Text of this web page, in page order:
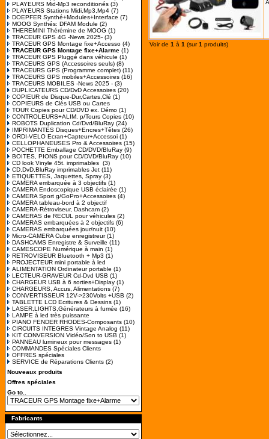
PLAYEURS Mid-Mp3 reconditionés (3)
PLAYEURS Stations Midi,Mp3,Mp4 (7)
DOEPFER Synthé+Modules+Interface (7)
MOOG Synthés: DFAM Module (2)
THEREMINI Thérémine de MOOG (1)
TRACEUR GPS 4G -News 2025- (3)
TRACEUR GPS Montage fixe+Accesso (4)
TRACEUR GPS Montage fixe+Alarme (1)
TRACEUR GPS Pluggé dans véhicule (1)
TRACEURS GPS (Accessoires seuls) (8)
TRACEURS GPS (Programme complet) (11)
TRACEURS GPS mobiles+Accessoires (16)
TRACEURS MOBILES -News 2025 - (3)
DUPLICATEURS CD/DvD Accessoires (20)
COPIEUR de Disque-Dur,Cartes,Clé (1)
COPIEURS de Clés USB ou Cartes
TOUR Copies pour CD/DVD ex. Démo (1)
CONTROLEURS+ALIM. p/Tours Copies (10)
ROBOTS Duplication Cd/Dvd/BluRay (24)
IMPRIMANTES Disques+Encres+Têtes (26)
ORDI-VELO Ecran+Capteur+Accessoi (1)
CELLOPHANEUSES Pro & Accessoires (15)
POCHETTE Emballage CD/DVD/BluRay (9)
BOITES, PIONS pour CD/DVD/BluRay (10)
CD look Vinyle 45t. imprimables (3)
CD,DvD,BluRay imprimables Jet (11)
ETIQUETTES, Jaquettes, Spray (3)
CAMERA embarquée à 3 objectifs (1)
CAMERA Endoscopique USB éclairée (1)
CAMERA Sport g/GoPro+Accessoires (4)
CAMERA tableau-bord à 2 objectif
CAMERA-Rétroviseur, Dashcam (2)
CAMERAS de RECUL pour véhicules (2)
CAMERAS embarquées à 2 objectifs (6)
CAMERAS embarquées jour/nuit (10)
Micro-CAMERA Cube enregistreur(1)
DASHCAMS Enregistre & Surveille (11)
CAMESCOPE Numérique à main (1)
RETROVISEUR Bluetooth + Mp3 (1)
PROJECTEUR mini portable à led
ALIMENTATION Ordinateur portable (1)
LECTEUR-GRAVEUR Cd-Dvd USB (1)
CHARGEUR USB à 6 sorties+Display (1)
CHARGEURS, Accus, Alimentations (7)
CONVERTISSEUR 12V->230Volts +USB (2)
TABLETTE LCD Ecritures & Dessins (1)
LASER,LIGHTS,Générateurs à fumée (16)
LAMPE à led très puissante
PIANO FENDER RHODES-Composants (10)
CIRCUITS INTEGRES Vintage Analog (11)
KIT CONVERSION Vidéo/Son to USB (1)
PANNEAU lumineux pour messages (1)
COMMANDES Spéciales Clients
OFFRES spéciales
SERVICE de Réparations Clients (2)
Nouveaux produits
Offres spéciales
Go to..
Fabricants
Voir de 1 à 1 (sur1 produits)